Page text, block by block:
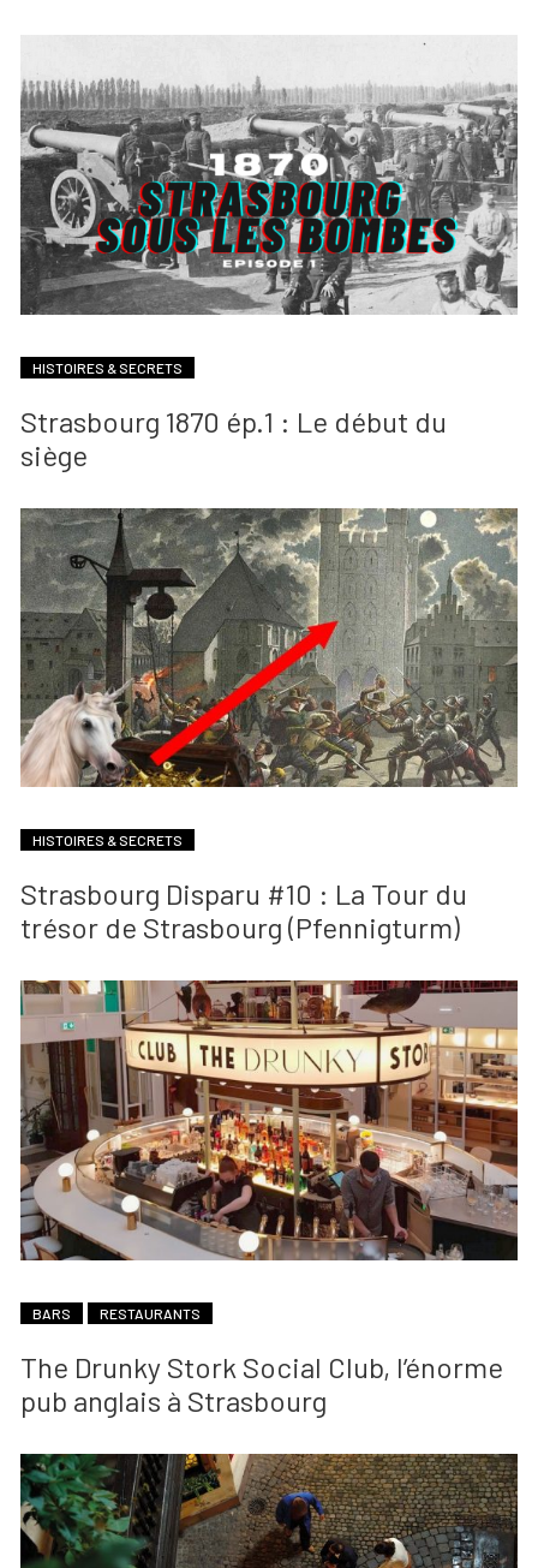
HISTOIRES & SECRETS
Strasbourg 1870 ép.1 : Le début du
siège
HISTOIRES & SECRETS
Strasbourg Disparu #10 : La Tour du
trésor de Strasbourg (Pfennigturm)
BARS RESTAURANTS
The Drunky Stork Social Club, l’énorme
pub anglais à Strasbourg